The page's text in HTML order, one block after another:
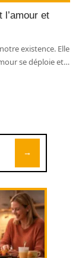
et
existence. Elle
se déploie et…